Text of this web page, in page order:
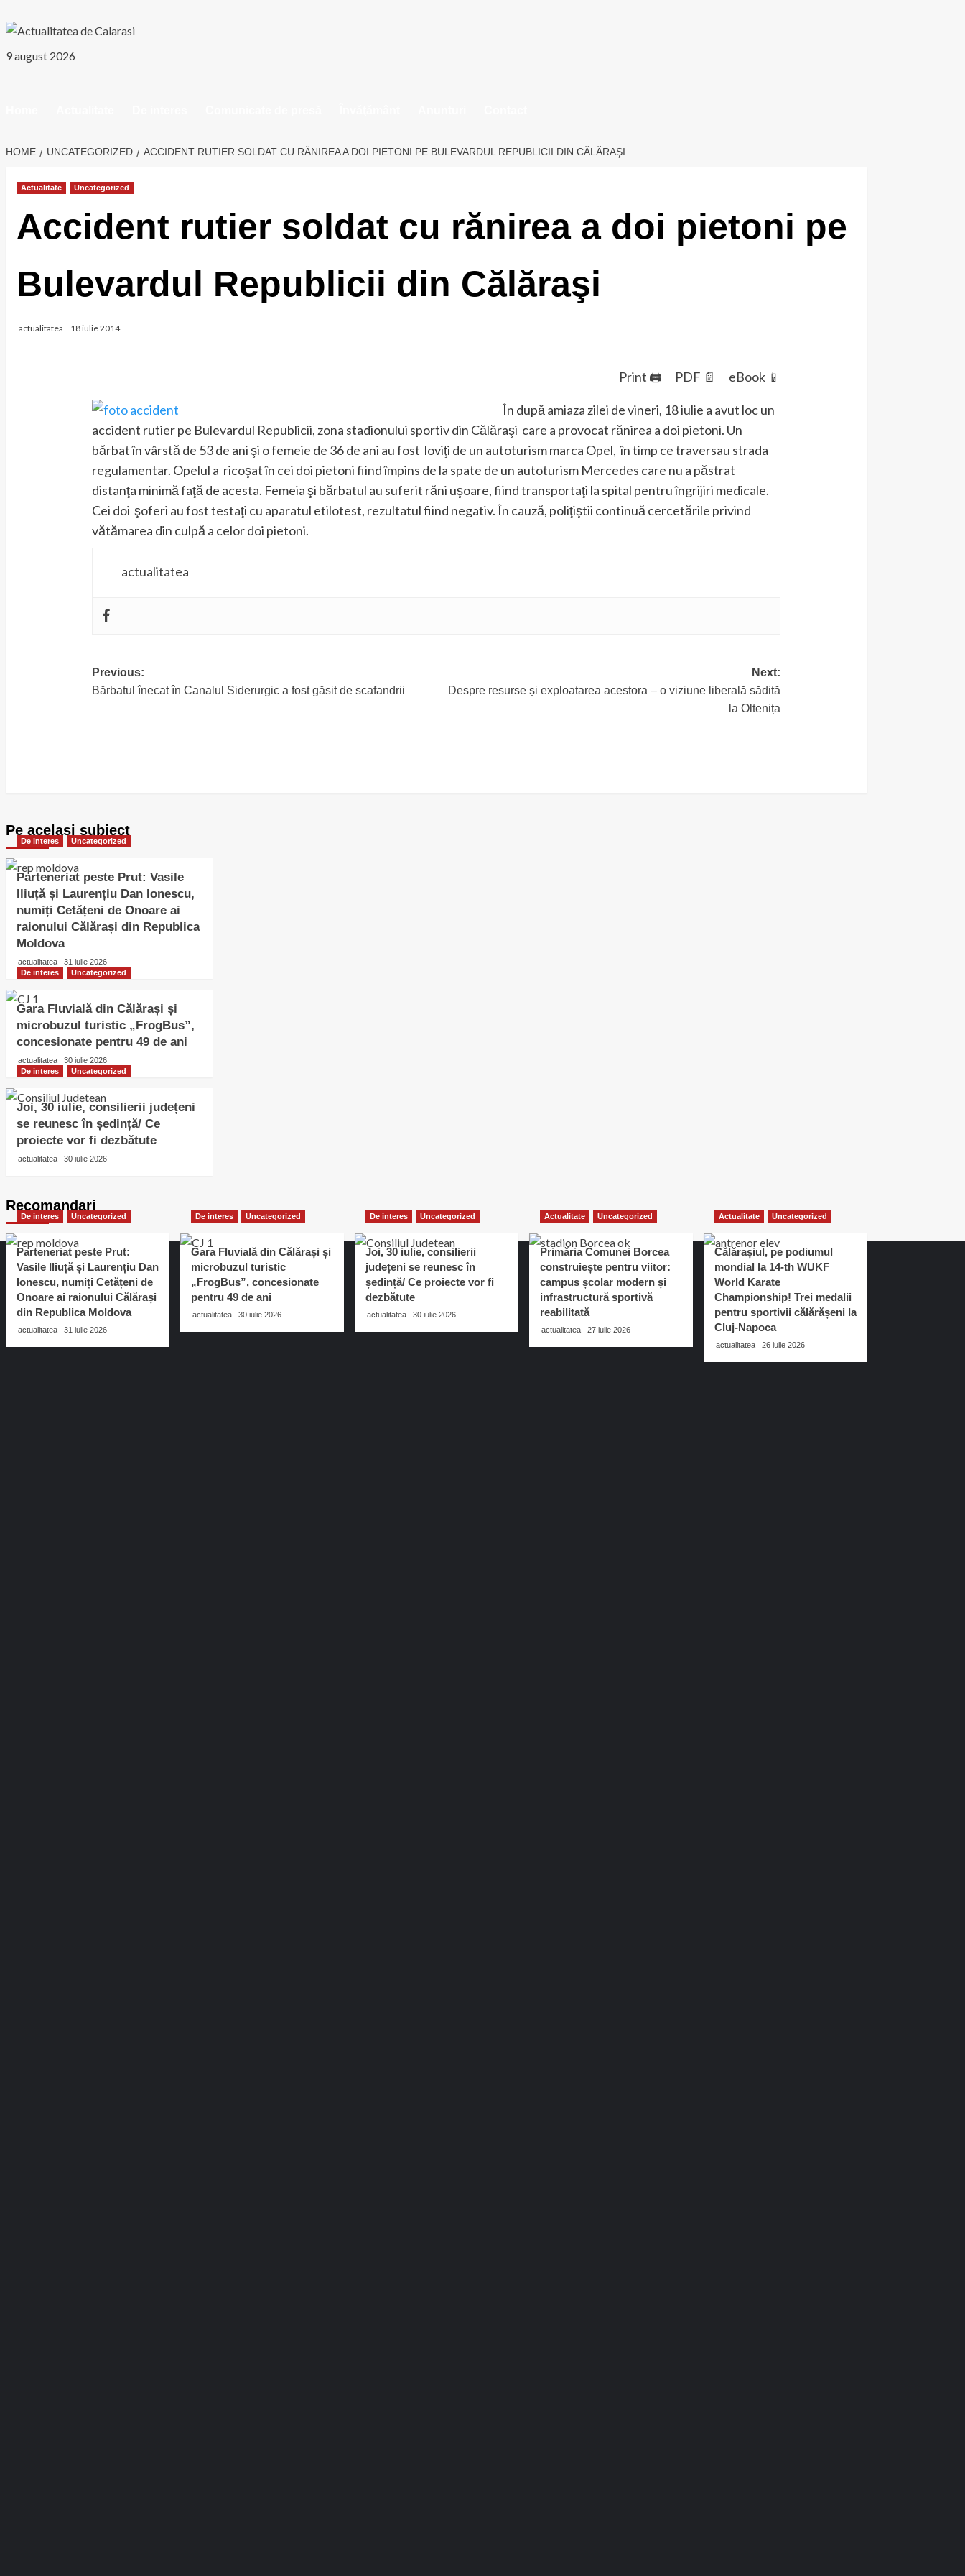
to
9 august 2026
HOME UNCATEGORIZED ACCIDENT RUTIER SOLDAT CU RĂNIREA A DOI PIETONI PE BULEVARDUL REPUBLICII DIN CĂLĂRAŞI
Actualitate Uncategorized
Accident rutier soldat cu rănirea a doi pietoni pe
Bulevardul Republicii din Călăraşi
actualitatea 18 iulie 2014
Print 🖨 PDF 📄 eBook 📱
În după amiaza zilei de vineri, 18 iulie a avut loc un
accident rutier pe Bulevardul Republicii, zona stadionului sportiv din Călăraşi care a provocat rănirea a doi pietoni. Un
bărbat în vârstă de 53 de ani şi o femeie de 36 de ani au fost loviţi de un autoturism marca Opel, în timp ce traversau strada
regulamentar. Opelul a ricoşat în cei doi pietoni fiind împins de la spate de un autoturism Mercedes care nu a păstrat
distanţa minimă faţă de acesta. Femeia şi bărbatul au suferit răni uşoare, fiind transportaţi la spital pentru îngrijiri medicale.
Cei doi şoferi au fost testaţi cu aparatul etilotest, rezultatul fiind negativ. În cauză, poliţiştii continuă cercetările privind
vătămarea din culpă a celor doi pietoni.
actualitatea
Post
Previous:
Bărbatul înecat în Canalul Siderurgic a fost găsit de scafandrii
Next:
Despre resurse și exploatarea acestora – o viziune liberală sădită
la Oltenița
Pe acelasi subiect
De interes Uncategorized
Parteneriat peste Prut: Vasile
Iliuță și Laurențiu Dan Ionescu,
numiți Cetățeni de Onoare ai
raionului Călărași din Republica
Moldova
actualitatea
31 iulie 2026
De interes
Uncategorized
Gara Fluvială din Călărași și
microbuzul turistic „FrogBus”,
concesionate pentru 49 de ani
actualitatea
30 iulie 2026
De interes
Uncategorized
Joi, 30 iulie, consilierii județeni
se reunesc în ședință/ Ce
proiecte vor fi dezbătute
actualitatea 30 iulie 2026
Recomandari
De interes Uncategorized
Parteneriat peste Prut:
Vasile Iliuță și Laurențiu Dan
Ionescu, numiți Cetățeni de
Onoare ai raionului Călărași
din Republica Moldova
actualitatea 31 iulie 2026
De interes Uncategorized
Gara Fluvială din Călărași și
microbuzul turistic
„FrogBus”, concesionate
pentru 49 de ani
actualitatea 30 iulie 2026
De interes Uncategorized
Joi, 30 iulie, consilierii
județeni se reunesc în
ședință/ Ce proiecte vor fi
dezbătute
actualitatea 30 iulie 2026
Actualitate Uncategorized
Primăria Comunei Borcea
construiește pentru viitor:
campus școlar modern și
infrastructură sportivă
reabilitată
actualitatea 27 iulie 2026
Actualitate Uncategorized
Călărașiul, pe podiumul
mondial la 14-th WUKF
World Karate
Championship! Trei medalii
pentru sportivii călărășeni la
Cluj-Napoca
actualitatea 26 iulie 2026